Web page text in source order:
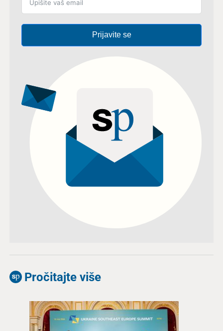
Prijavite se
Pročitajte više